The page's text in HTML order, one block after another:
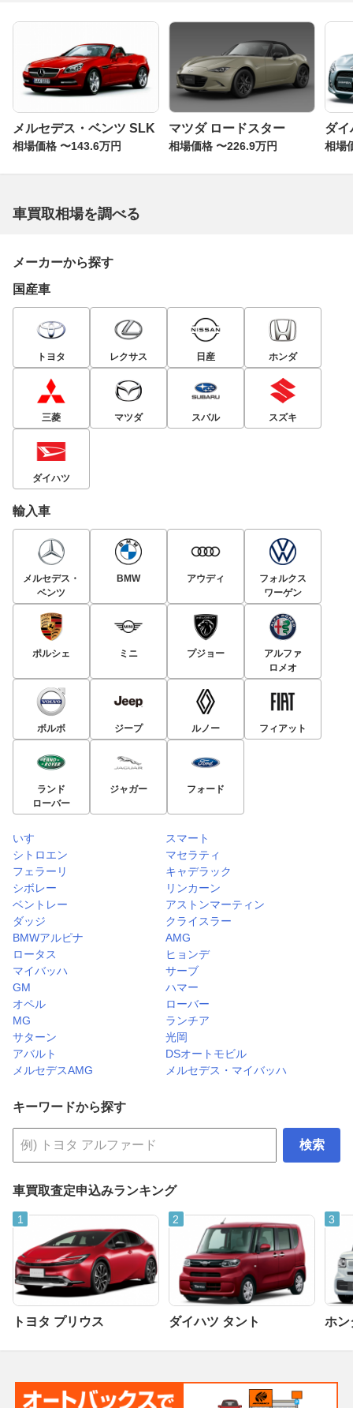
メルセデス・ベンツ SLK
相場価格 〜143.6万円
マツダ ロードスター
相場価格 〜226.9万円
ダイ
相場
車買取相場を調べる
メーカーから探す
国産車
トヨタ レクサス 日産 ホンダ
三菱 マツダ スバル スズキ
ダイハツ
輸入車
メルセデス・
ベンツ
BMW アウディ
フォルクス
ワーゲン
ポルシェ ミニ プジョー
アルファ
ロメオ
ボルボ ジープ ルノー フィアット
ランド
ローバー
ジャガー フォード
いすゞ
スマート
シトロエン
マセラティ
フェラーリ
キャデラック
シボレー
リンカーン
ベントレー
アストンマーティン
ダッジ
クライスラー
BMWアルピナ
AMG
ロータス
ヒョンデ
マイバッハ
サーブ
GM
ハマー
オペル
ローバー
MG
ランチア
サターン
光岡
アバルト
DSオートモビル
メルセデスAMG
メルセデス・マイバッハ
キーワードから探す
検索
車買取査定申込みランキング
トヨタ プリウス ダイハツ タント ホン